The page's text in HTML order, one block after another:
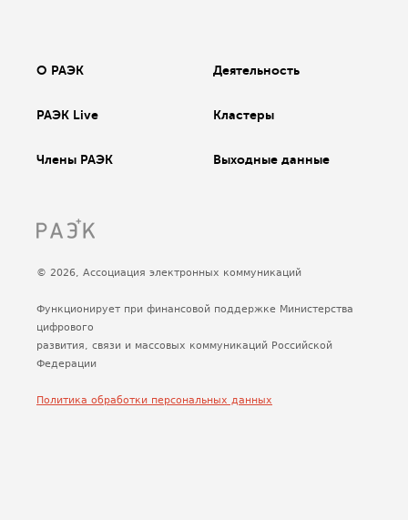
О РАЭК Деятельность
РАЭК Live Кластеры
Члены РАЭК Выходные данные
© 2026, Ассоциация электронных коммуникаций
Функционирует при финансовой поддержке Министерства
цифрового
развития, связи и массовых коммуникаций Российской
Федерации
Политика обработки персональных данных